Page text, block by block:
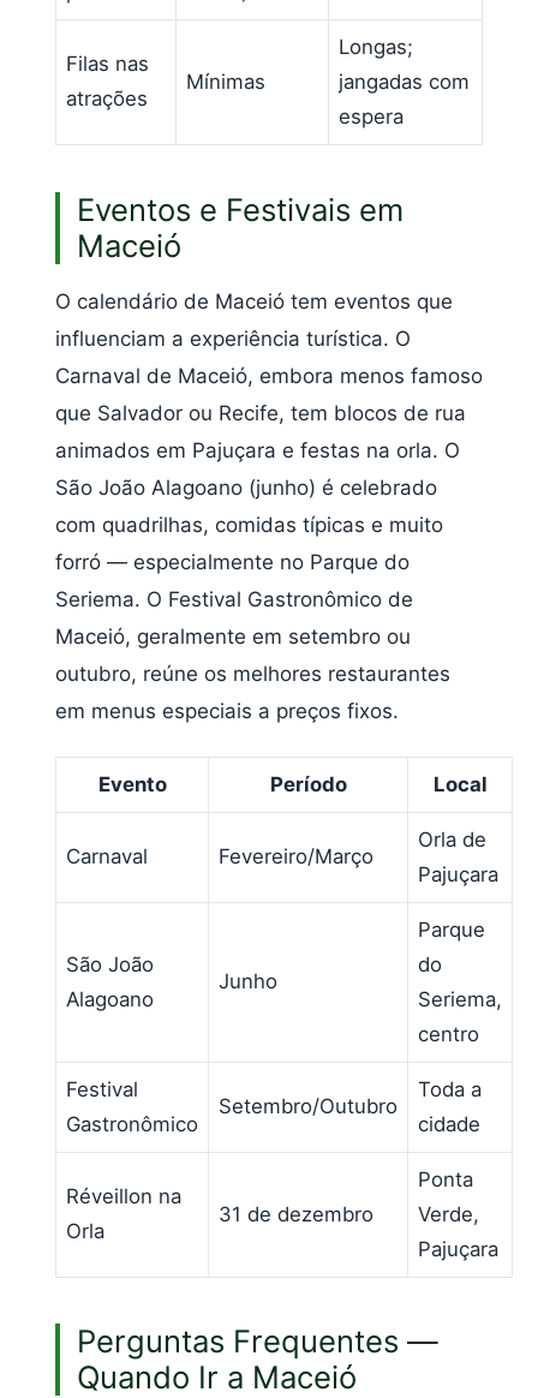
Filas nas
atrações
Mínimas
Longas;
jangadas com
espera
Eventos e Festivais em
Maceió
O calendário de Maceió tem eventos que
influenciam a experiência turística. O
Carnaval de Maceió, embora menos famoso
que Salvador ou Recife, tem blocos de rua
animados em Pajuçara e festas na orla. O
São João Alagoano (junho) é celebrado
com quadrilhas, comidas típicas e muito
forró — especialmente no Parque do
Seriema. O Festival Gastronômico de
Maceió, geralmente em setembro ou
outubro, reúne os melhores restaurantes
em menus especiais a preços fixos.
Evento Período Local
Carnaval Fevereiro/Março
Orla de
Pajuçara
São João
Alagoano
Junho
Parque
do
Seriema,
centro
Festival
Gastronômico
Setembro/Outubro
Toda a
cidade
Réveillon na
Orla
31 de dezembro
Ponta
Verde,
Pajuçara
Perguntas Frequentes —
Quando Ir a Maceió